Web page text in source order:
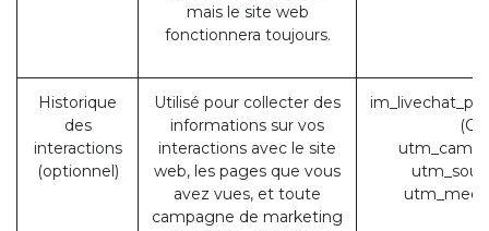
mais le site web
fonctionnera toujours.
Historique
des
interactions
(optionnel)
Utilisé pour collecter des
informations sur vos
interactions avec le site
web, les pages que vous
avez vues, et toute
campagne de marketing